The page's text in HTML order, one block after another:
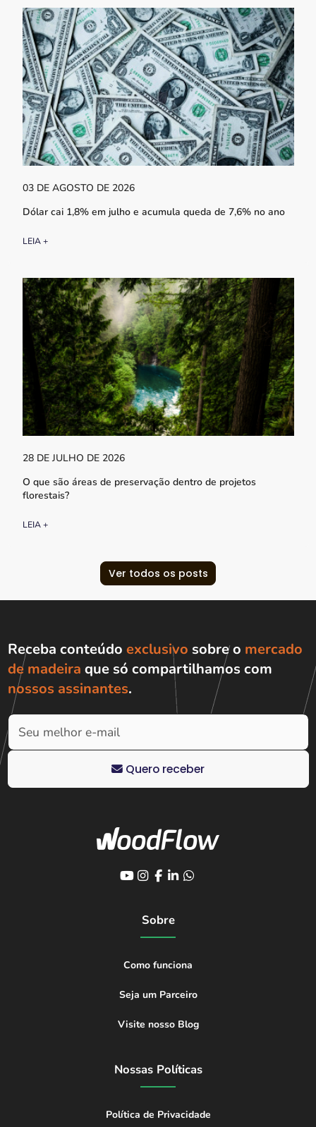
03 DE AGOSTO DE 2026
Dólar cai 1,8% em julho e acumula queda de 7,6% no ano
LEIA +
28 DE JULHO DE 2026
O que são áreas de preservação dentro de projetos
florestais?
LEIA +
Ver todos os posts
Receba conteúdo exclusivo sobre o mercado
de madeira que só compartilhamos com
nossos assinantes.
Quero receber
Sobre
Como funciona
Seja um Parceiro
Visite nosso Blog
Nossas Políticas
Política de Privacidade